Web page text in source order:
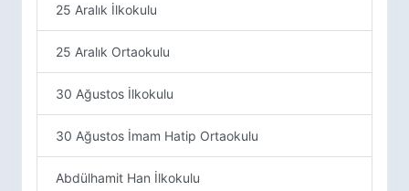
25 Aralık İlkokulu
25 Aralık Ortaokulu
30 Ağustos İlkokulu
30 Ağustos İmam Hatip Ortaokulu
Abdülhamit Han İlkokulu